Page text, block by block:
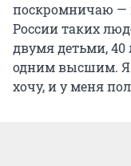
поскромничаю —
России таких
двумя детьми, 40
одним высшим. Я
хочу, и у меня